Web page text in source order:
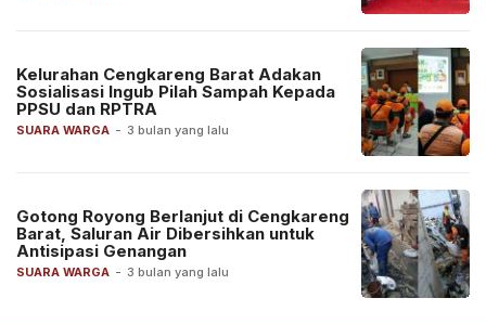
SUARA WARGA - 3 bulan yang lalu
Kelurahan Cengkareng Barat Adakan
Sosialisasi Ingub Pilah Sampah Kepada
PPSU dan RPTRA
SUARA WARGA - 3 bulan yang lalu
Gotong Royong Berlanjut di Cengkareng
Barat, Saluran Air Dibersihkan untuk
Antisipasi Genangan